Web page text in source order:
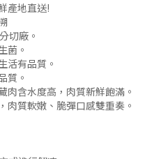
產地直送!
切廠。
菌。
活有品質。
質。
含水度高，肉質新鮮飽滿。
質軟嫩、脆彈口感雙重奏。